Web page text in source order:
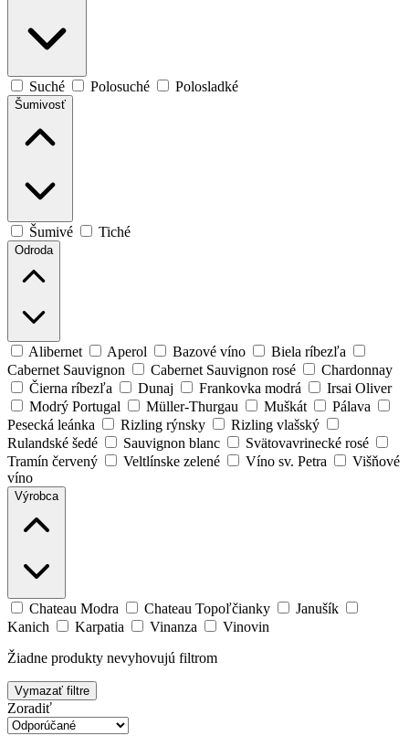
Suché Polosuché Polosladké
Šumivosť
Šumivé Tiché
Odroda
Alibernet Aperol Bazové víno
Biela ríbezľa
Cabernet Sauvignon
Cabernet Sauvignon rosé
Chardonnay
Čierna ríbezľa
Dunaj Frankovka modrá
Irsai Oliver
Modrý Portugal
Müller-Thurgau Muškát
Pálava
Pesecká leánka
Rizling rýnsky
Rizling vlašský
Rulandské šedé
Sauvignon blanc
Svätovavrinecké rosé
Tramín červený
Veltlínske zelené Víno sv. Petra
Višňové
víno
Výrobca
Chateau Modra Chateau Topoľčianky
Janušík
Kanich
Karpatia Vinanza
Vinovin
Žiadne produkty nevyhovujú filtrom
Vymazať filtre
Zoradiť